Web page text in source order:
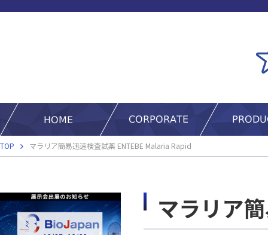
TOP マラリア簡易迅速検査試薬 ENTEBE Malaria Rapid
マラリア